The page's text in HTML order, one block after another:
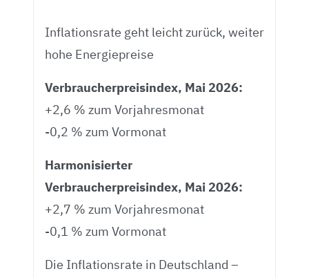
Inflationsrate geht leicht zurück, weiter
hohe Energiepreise
Verbraucherpreisindex, Mai 2026:
+2,6 % zum Vorjahresmonat
-0,2 % zum Vormonat
Harmonisierter
Verbraucherpreisindex, Mai 2026:
+2,7 % zum Vorjahresmonat
-0,1 % zum Vormonat
Die Inflationsrate in Deutschland –